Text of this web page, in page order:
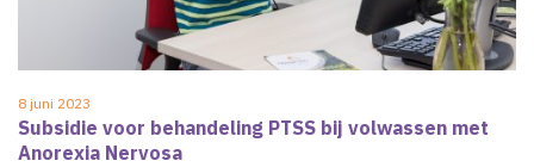
8 juni 2023
Subsidie voor behandeling PTSS bij volwassen met
Anorexia Nervosa